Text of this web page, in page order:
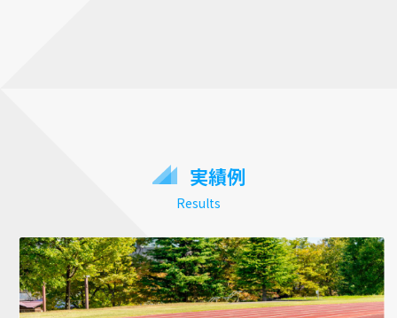
実績例
Results